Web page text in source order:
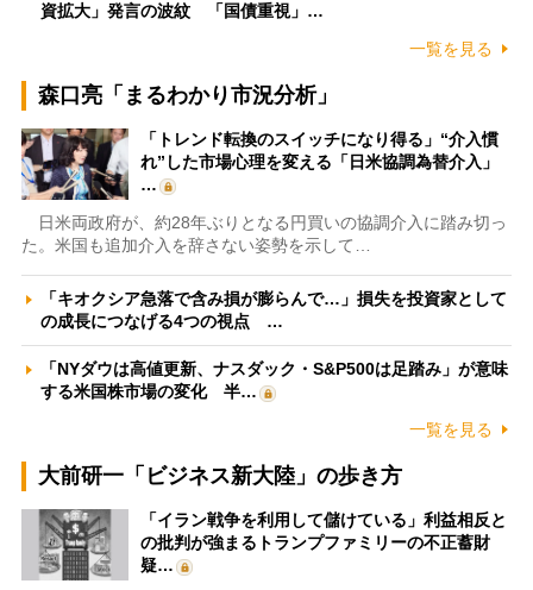
資拡大」発言の波紋 「国債重視」…
一覧を見る
森口亮「まるわかり市況分析」
「トレンド転換のスイッチになり得る」“介入慣
れ”した市場心理を変える「日米協調為替介入」
…
日米両政府が、約28年ぶりとなる円買いの協調介入に踏み切っ
た。米国も追加介入を辞さない姿勢を示して…
「キオクシア急落で含み損が膨らんで…」損失を投資家として
の成長につなげる4つの視点 …
「NYダウは高値更新、ナスダック・S&P500は足踏み」が意味
する米国株市場の変化 半…
一覧を見る
大前研一「ビジネス新大陸」の歩き方
「イラン戦争を利用して儲けている」利益相反と
の批判が強まるトランプファミリーの不正蓄財
疑…